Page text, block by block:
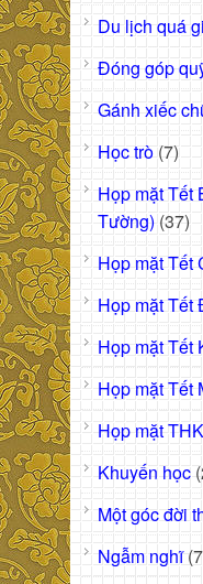
Du lịch quá
Đóng góp
Gánh xiếc
Học trò (7)
Họp mặt Tết
Tường) (37)
Họp mặt Tết
Họp mặt Tết
Họp mặt Tết
Họp mặt Tết
Họp mặt
Khuyến học
Một góc đời
Ngẫm nghĩ